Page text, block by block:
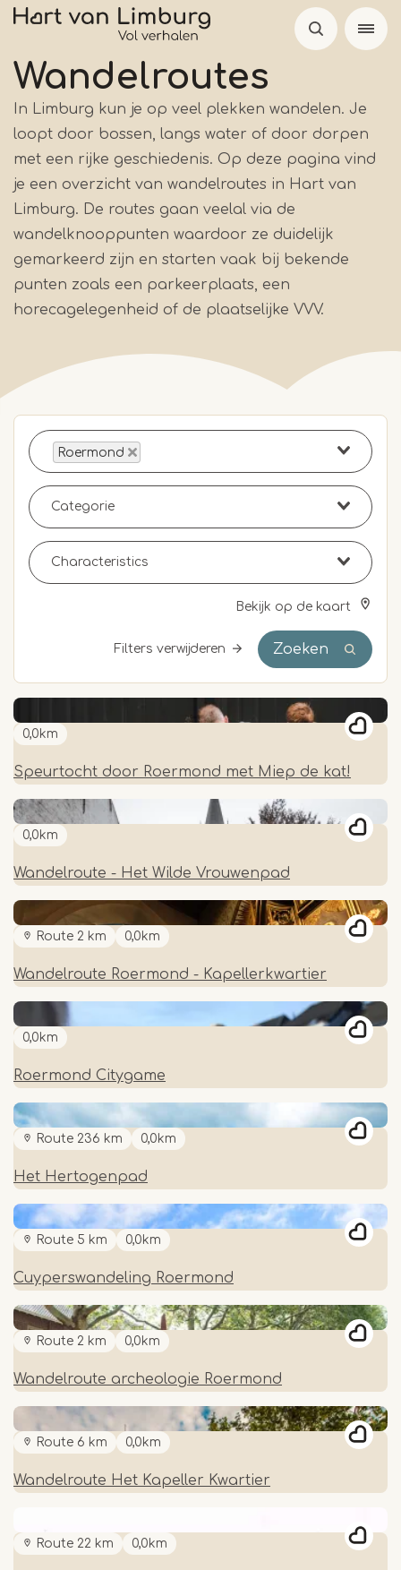
Overslaan
naar
inhoud
gaan
Wandelroutes
In Limburg kun je op veel plekken wandelen. Je
loopt door bossen, langs water of door dorpen
met een rijke geschiedenis. Op deze pagina vind
je een overzicht van wandelroutes in Hart van
Limburg. De routes gaan veelal via de
wandelknooppunten waardoor ze duidelijk
gemarkeerd zijn en starten vaak bij bekende
punten zoals een parkeerplaats, een
horecagelegenheid of de plaatselijke VVV.
Roermond
Bekijk op de kaart
Filters verwijderen Zoeken
0,0km
Speurtocht door Roermond met Miep de kat!
0,0km
Wandelroute - Het Wilde Vrouwenpad
Route 2 km 0,0km
Wandelroute Roermond - Kapellerkwartier
0,0km
Roermond Citygame
Route 236 km 0,0km
Het Hertogenpad
Route 5 km 0,0km
Cuyperswandeling Roermond
Route 2 km 0,0km
Wandelroute archeologie Roermond
Route 6 km 0,0km
Wandelroute Het Kapeller Kwartier
Route 22 km 0,0km